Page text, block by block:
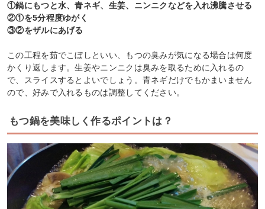
①鍋にもつと水、青ネギ、生姜、ニンニクなどを入れ沸騰させる
②①を5分程度ゆがく
③②をザルにあげる
この工程を茹でこぼしといい、もつの臭みが気になる場合は何度
かくり返します。生姜やニンニクは臭みを取るために入れるの
で、スライスするとよいでしょう。青ネギだけでもかまいません
ので、好みで入れるものは調整してください。
もつ鍋を美味しく作るポイントは？